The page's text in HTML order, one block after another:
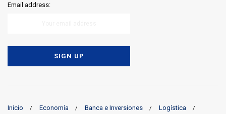
Email address:
Inicio Economía Banca e Inversiones Logística